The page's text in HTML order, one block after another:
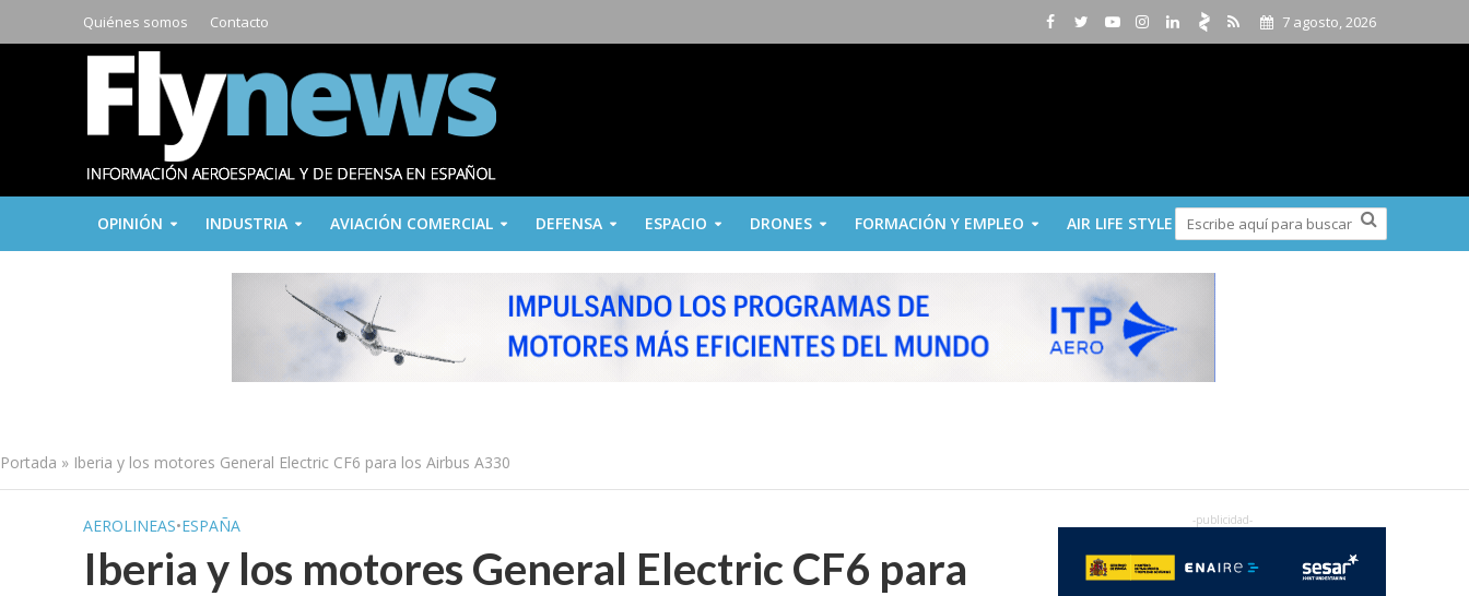
Quiénes somos Contacto 7 agosto, 2026
OPINIÓN INDUSTRIA AVIACIÓN COMERCIAL DEFENSA ESPACIO DRONES FORMACIÓN Y EMPLEO AIR LIFE STYLE
Portada » Iberia y los motores General Electric CF6 para los Airbus A330
AEROLINEAS•ESPAÑA
Iberia y los motores General Electric CF6 para